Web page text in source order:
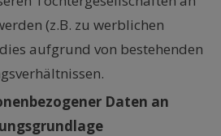
(z.B. zu werblichen
aufgrund von bestehenden
Daten an